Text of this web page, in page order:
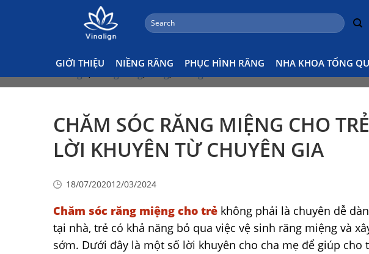
Search
for:
GIỚI THIỆU NIỀNG RĂNG PHỤC HÌNH RĂNG NHA KHOA TỔNG
Tin Tức Nha Khoa
Tags:chỉnh nha,nha khoa trẻ em, nha khoa
CHĂM SÓC RĂNG MIỆNG CHO
LỜI KHUYÊN TỪ CHUYÊN GIA
18/07/202012/03/2024
Chăm sóc răng miệng cho trẻ không phải là chuyên dễ
tại nhà, trẻ có khả năng bỏ qua việc vệ sinh răng miệng và
sớm. Dưới đây là một số lời khuyên cho cha mẹ để giúp cho